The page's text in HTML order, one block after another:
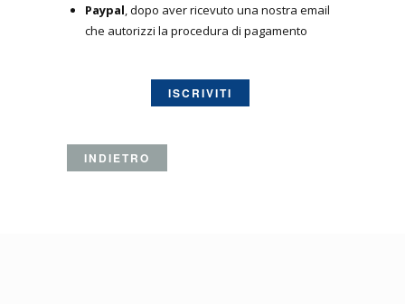
Paypal, dopo aver ricevuto una nostra email
che autorizzi la procedura di pagamento
ISCRIVITI
INDIETRO